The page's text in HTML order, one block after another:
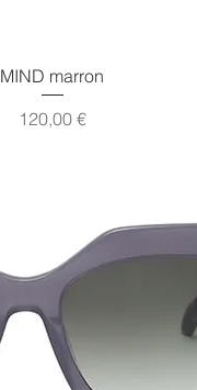
Vista rápida
MIND marron
Precio
120,00 €